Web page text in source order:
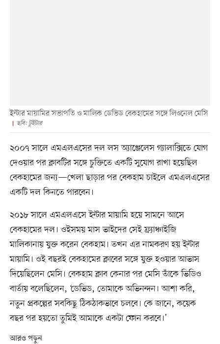
ইন্টার মায়ামির সভাপতি ও মালিক ডেভিড বেকহামের সঙ্গে লিওনেল মেসি
ছবি: টুইটার
২০০৭ সালে এমএলএসের দল লস অ্যাঞ্জেলেস গ্যালাক্সিতে যোগ
দেওয়ার পর ক্লাবটির সঙ্গে চুক্তিতে একটি সুযোগ রাখা হয়েছিল
বেকহামের জন্য—খেলা ছাড়ার পর বেকহাম চাইলে এমএলএসের
একটি দল কিনতে পারবেন।
২০১৮ সালে এমএলএসে ইন্টার মায়ামি হয়ে সামনে আসে
বেকহামের দল। ওইসময় মাস ভাইদের সেই ফ্র্যাঞ্চাইজি
মালিকানায় যুক্ত করেন বেকহাম। তখন এর নামকরণ হয় ইন্টার
মায়ামি। ওই বছরই বেকহামের ক্লাবের সঙ্গে যুক্ত হওয়ার আভাস
দিয়েছিলেন মেসি। বেকহাম ক্লাব কেনার পর মেসি তাঁকে ভিডিও
বার্তায় বলেছিলেন, ‘ডেভিড, তোমাকে অভিনন্দন। আশা করি,
নতুন প্রকল্পের সবকিছু ঠিকঠাকভাবে চলবে। কে জানে, কয়েক
বছর পর হয়তো তুমিই আমাকে একটা ফোন করবে।’
আরও পড়ুন